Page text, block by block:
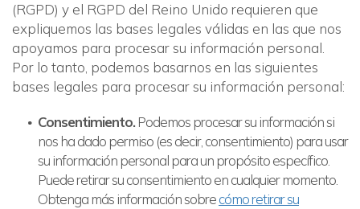
(RGPD) y el RGPD del Reino Unido requieren que
expliquemos las bases legales válidas en las que nos
apoyamos para procesar su información personal.
Por lo tanto, podemos basarnos en las siguientes
bases legales para procesar su información personal:
Consentimiento.Podemos procesar su información si
nos ha dado permiso (es decir, consentimiento) para usar
su información personal para un propósito específico.
Puede retirar su consentimiento en cualquier momento.
Obtenga más información sobrecómo retirar su